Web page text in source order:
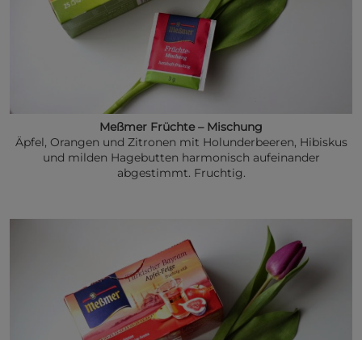
Meßmer Früchte – Mischung
Äpfel, Orangen und Zitronen mit Holunderbeeren, Hibiskus
und milden Hagebutten harmonisch aufeinander
abgestimmt. Fruchtig.